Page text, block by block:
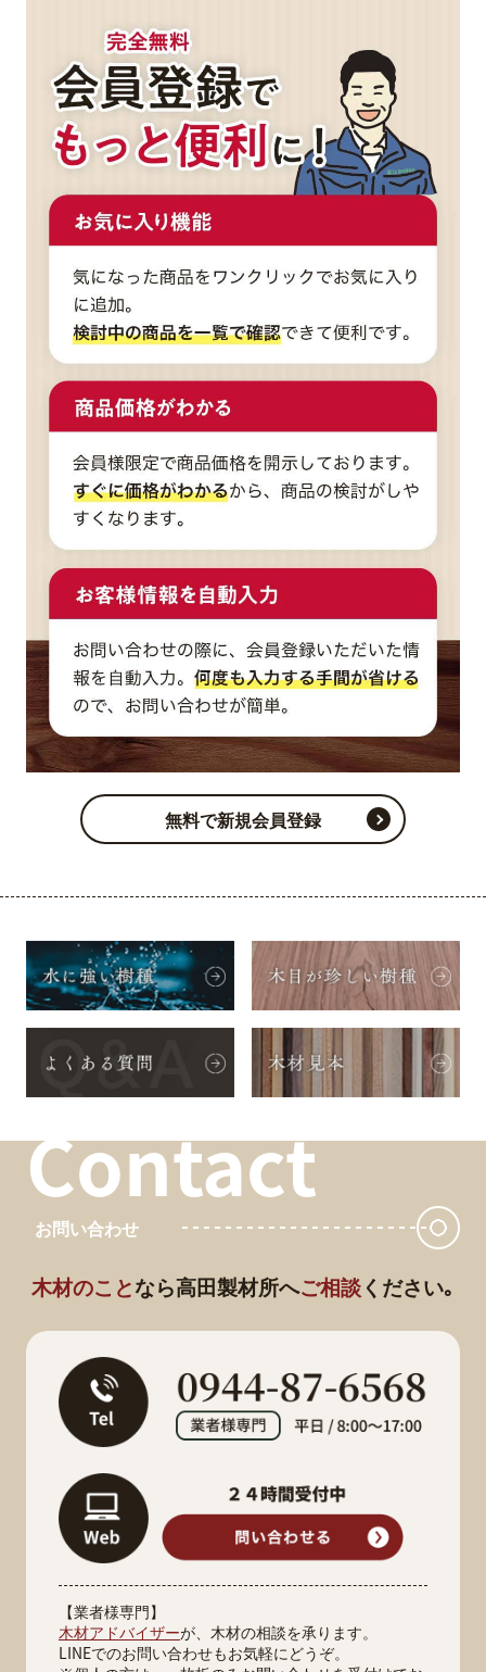
無料で新規会員登録
Contact
お問い合わせ
木材のことなら高田製材所へご相談ください｡
【業者様専門】
木材アドバイザーが、木材の相談を承ります。
LINEでのお問い合わせもお気軽にどうぞ。